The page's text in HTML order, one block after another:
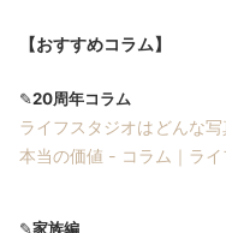
【おすすめコラム】
✎20周年コラム
ライフスタジオはどんな
本当の価値 - コラム｜ライ
✎家族編